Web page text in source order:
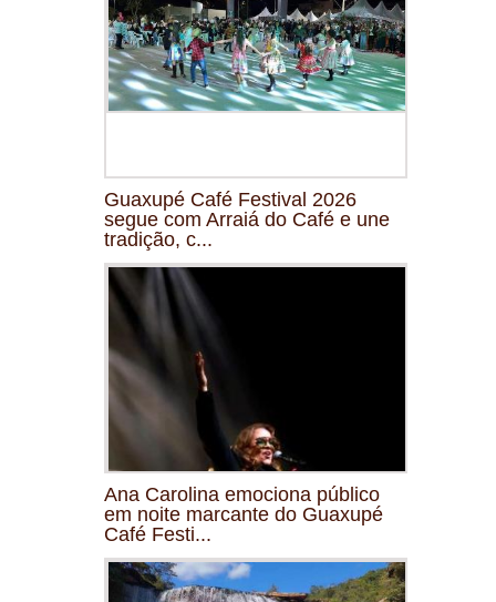
Guaxupé Café Festival 2026
segue com Arraiá do Café e une
tradição, c...
Ana Carolina emociona público
em noite marcante do Guaxupé
Café Festi...